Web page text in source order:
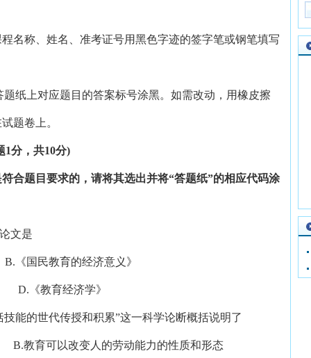
称、姓名、准考证号用黑色字迹的签字笔或钢笔填写
上对应题目的答案标号涂黑。如需改动，用橡皮擦
题卷上。
1分，共10分)
合题目要求的，请将其选出并将“答题纸”的相应代码涂
文是
育的经济意义》
D.《教育经济学》
能的世代传授和积累”这一科学论断概括说明了
育可以改变人的劳动能力的性质和形态